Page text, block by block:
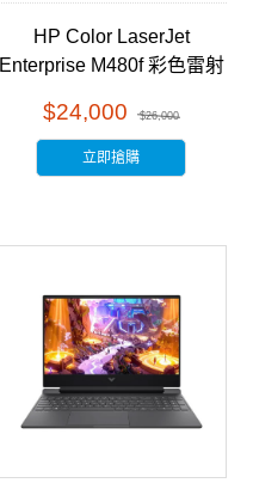
HP Color LaserJet
Enterprise M480f 彩色雷射
$24,000 $26,000
立即搶購